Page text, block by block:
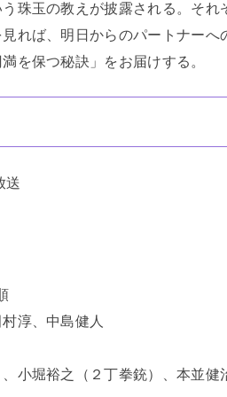
珠玉の教えが披露される。それ
れば、明日からのパートナーへ
を保つ秘訣」をお届けする。
送
淳、中島健人
小堀裕之（２丁拳銃）、本並健